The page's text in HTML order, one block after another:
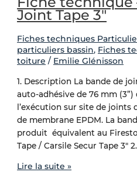
Joint Tape 3″
Fiches techniques
particuliers bassin, Fiches
toiture / Emilie Glénisson
1. Description La bande de
auto-adhésive de 76 mm
l’exécution sur site de joints
de membrane EPDM. La
produit équivalent au
Tape / Carsile Secur Tape 3″
Lire la suite »